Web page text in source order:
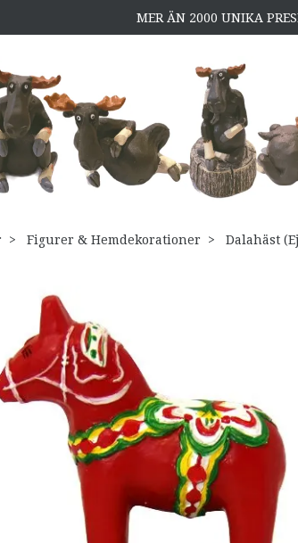
MER ÄN 2000 UNIKA
Figurer & Hemdekorationer Dalahäst